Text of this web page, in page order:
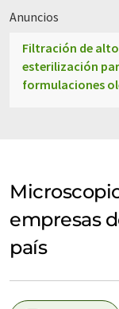
Anuncios
Filtración de
esterilización
formulaciones
empresas
país